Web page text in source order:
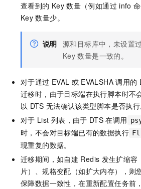
查看到的 Key 数量（例如通过 info
Key 数量少。
说明 源和目标库中，未设置
Key 数量是一致的。
对于通过 EVAL 或 EVALSHA 调用的
迁移时，由于目标端在执行脚本时不
以 DTS 无法确认该类型脚本是否执行
对于 List 列表，由于 DTS 在调用
时，不会对目标端已有的数据执行
现重复的数据。
迁移期间，如自建 Redis 发生扩缩容
片）、规格变配（如扩大内存），则
保障数据一致性，在重新配置任务前